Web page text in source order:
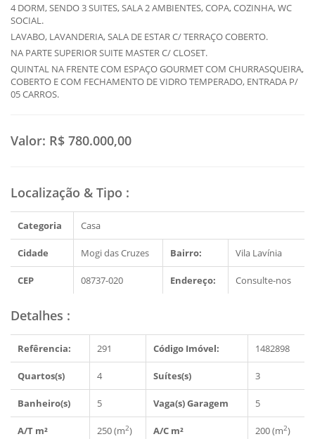
4 DORM, SENDO 3 SUITES, SALA 2 AMBIENTES, COPA, COZINHA, WC
SOCIAL.
LAVABO, LAVANDERIA, SALA DE ESTAR C/ TERRAÇO COBERTO.
NA PARTE SUPERIOR SUITE MASTER C/ CLOSET.
QUINTAL NA FRENTE COM ESPAÇO GOURMET COM CHURRASQUEIRA,
COBERTO E COM FECHAMENTO DE VIDRO TEMPERADO, ENTRADA P/
05 CARROS.
Valor: R$ 780.000,00
Localização & Tipo :
Categoria Casa
Cidade Mogi das Cruzes Bairro: Vila Lavínia
CEP 08737-020 Endereço: Consulte-nos
Detalhes :
Refêrencia: 291 Código Imóvel: 1482898
Quartos(s) 4 Suítes(s) 3
Banheiro(s) 5 Vaga(s) Garagem 5
A/T m² 250 (m2) A/C m² 200 (m2)